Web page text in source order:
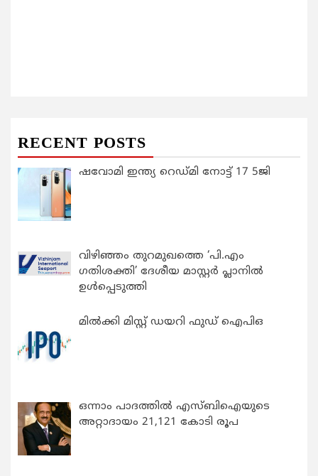
RECENT POSTS
ഷവോമി ഇന്ത്യ റെഡ്മി നോട്ട് 17 5ജി
വിഴിഞ്ഞം തുറമുഖത്തെ ‘പി.എം
ഗതിശക്തി’ ദേശീയ മാസ്റ്റർ പ്ലാനിൽ
ഉൾപ്പെടുത്തി
മിൽക്കി മിസ്റ്റ് ഡയറി ഫുഡ് ഐപിഒ
ഒന്നാം പാദത്തിൽ എസ്ബിഐയുടെ
അറ്റാദായം 21,121 കോടി രൂപ